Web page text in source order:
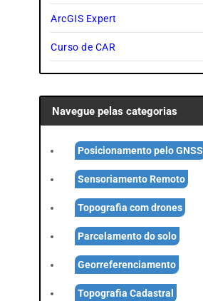
ArcGIS Expert
Curso de CAR
Navegue pelas categorias
Posicionamento pelo GNSS
Sensoriamento Remoto
Topografia com drones
Parcelamento do solo
Georreferenciamento
Topografia Cadastral